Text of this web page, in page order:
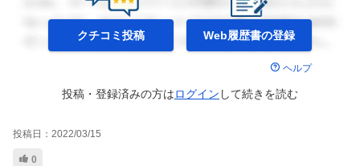
クチコミ投稿 Web履歴書の登録
ヘルプ
投稿・登録済みの方はログイン して続きを読む
投稿日： 2022/03/15
0